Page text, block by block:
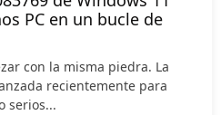
PC en un bucle de
con la misma piedra. La
recientemente para
serios...